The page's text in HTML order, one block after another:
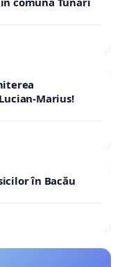
Marius!
în Bacău